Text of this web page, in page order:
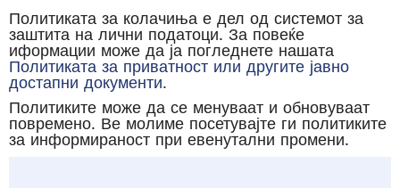
Политиката за колачиња е дел од системот за
заштита на лични податоци. За повеќе
иформации може да ја погледнете нашата
Политиката за приватност или другите јавно
достапни документи.
Политиките може да се менуваат и обновуваат
повремено. Ве молиме посетувајте ги политиките
за информираност при евенутални промени.